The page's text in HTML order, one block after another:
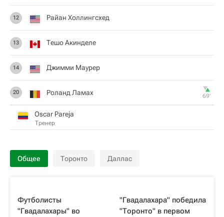
12 Райан Холлингсхед
13 Тешо Акинделе
14 Джимми Маурер
20 Роланд Ламах 69‎’‎
Oscar Pareja
Тренер
Общее Торонто Даллас
Футболисты
"Гвадалахары" во
"Гвадалахара" победила
"Торонто" в первом